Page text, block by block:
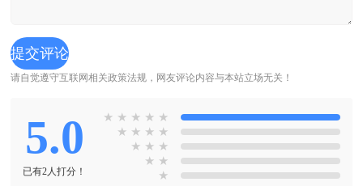
请自觉遵守互联网相关政策法规，网友评论内容与本站立场无关！
5.0
已有2人打分！
★ ★ ★ ★ ★
★ ★ ★ ★
★ ★ ★
★ ★
★